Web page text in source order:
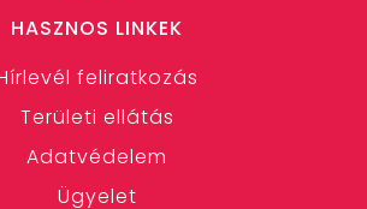
HASZNOS LINKEK
feliratkozás
Területi ellátás
Adatvédelem
Ügyelet